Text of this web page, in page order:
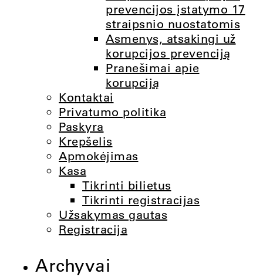
prevencijos įstatymo 17
straipsnio nuostatomis
Asmenys, atsakingi už
korupcijos prevenciją
Pranešimai apie
korupciją
Kontaktai
Privatumo politika
Paskyra
Krepšelis
Apmokėjimas
Kasa
Tikrinti bilietus
Tikrinti registracijas
Užsakymas gautas
Registracija
Archyvai